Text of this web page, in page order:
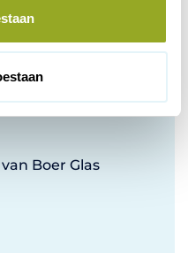
Boer Glas